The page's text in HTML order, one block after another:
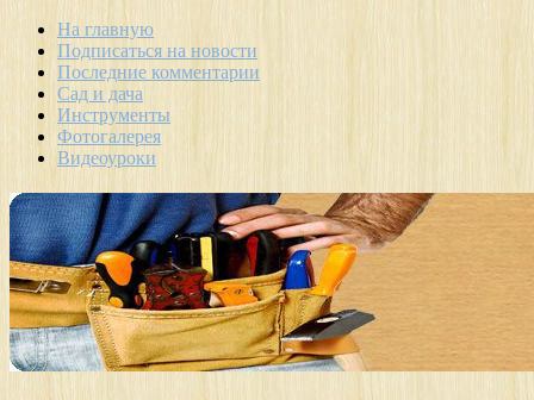
На главную
Подписаться на новости
Последние комментарии
Сад и дача
Инструменты
Фотогалерея
Видеоуроки